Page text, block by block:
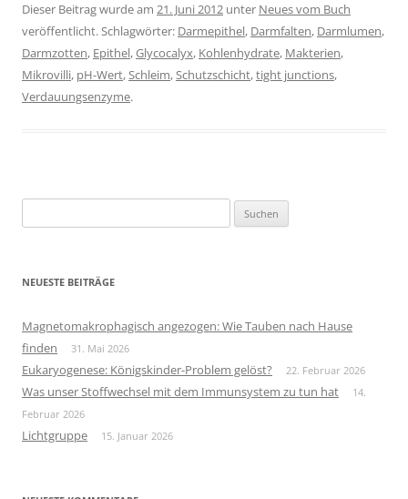
Dieser Beitrag wurde am 21. Juni 2012 unter Neues vom Buch
veröffentlicht. Schlagwörter: Darmepithel, Darmfalten, Darmlumen,
Darmzotten, Epithel,Glycocalyx, Kohlenhydrate, Makterien,
Mikrovilli, pH-Wert,Schleim,Schutzschicht,tight junctions,
Verdauungsenzyme.
nach:
NEUESTE BEITRÄGE
Magnetomakrophagisch angezogen: Wie Tauben nach Hause
finden
31. Mai 2026
Eukaryogenese: Königskinder-Problem gelöst? 22. Februar 2026
Was unser Stoffwechsel mit dem Immunsystem zu tun hat
14.
Februar 2026
Lichtgruppe 15. Januar 2026